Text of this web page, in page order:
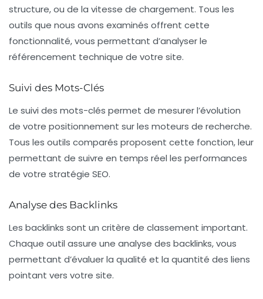
structure, ou de la vitesse de chargement. Tous les
outils que nous avons examinés offrent cette
fonctionnalité, vous permettant d’analyser le
référencement technique de votre site.
Suivi des Mots-Clés
Le suivi des mots-clés permet de mesurer l’évolution
de votre positionnement sur les moteurs de recherche.
Tous les outils comparés proposent cette fonction, leur
permettant de suivre en temps réel les performances
de votre stratégie SEO.
Analyse des Backlinks
Les backlinks sont un critère de classement important.
Chaque outil assure une analyse des backlinks, vous
permettant d’évaluer la qualité et la quantité des liens
pointant vers votre site.